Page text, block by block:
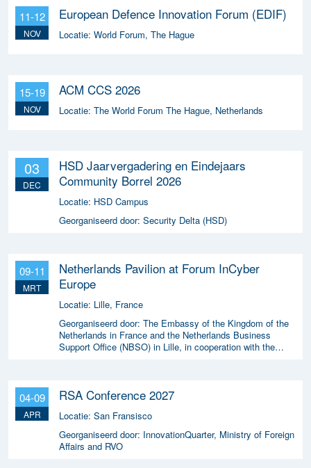
11-12
NOV
European Defence Innovation Forum (EDIF)
Locatie: World Forum, The Hague
15-19
NOV
ACM CCS 2026
Locatie: The World Forum The Hague, Netherlands
03
DEC
HSD Jaarvergadering en Eindejaars
Community Borrel 2026
Locatie: HSD Campus
Georganiseerd door: Security Delta (HSD)
09-11
MRT
Netherlands Pavilion at Forum InCyber
Europe
Locatie: Lille, France
Georganiseerd door: The Embassy of the Kingdom of the
Netherlands in France and the Netherlands Business
Support Office (NBSO) in Lille, in cooperation with the
04-09
APR
RSA Conference 2027
Locatie: San Fransisco
Georganiseerd door: InnovationQuarter, Ministry of Foreign
Affairs and RVO